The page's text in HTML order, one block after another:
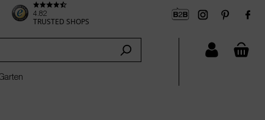
4.82
TRUSTED SHOPS